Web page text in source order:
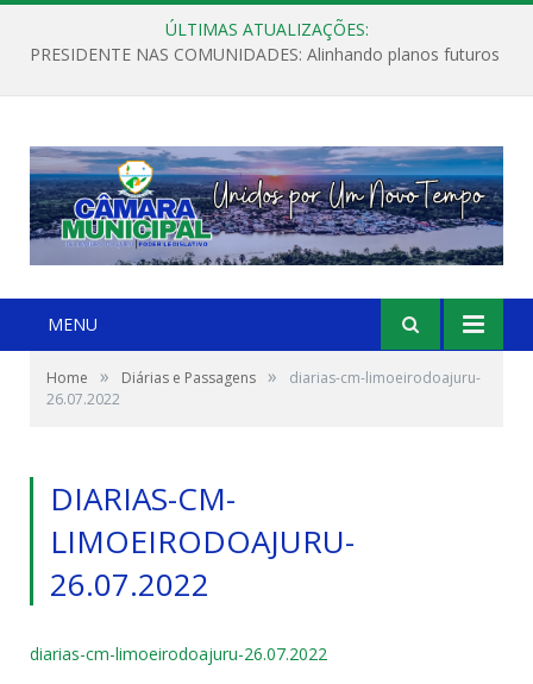
ÚLTIMAS ATUALIZAÇÕES:
PRESIDENTE NAS COMUNIDADES: Alinhando planos futuros
MENU
Home » Diárias e Passagens »
diarias-cm-limoeirodoajuru-
26.07.2022
DIARIAS-CM-
LIMOEIRODOAJURU-
26.07.2022
diarias-cm-limoeirodoajuru-26.07.2022